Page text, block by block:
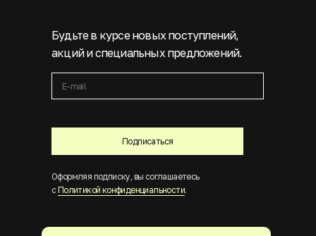
Подписаться
Будьте в курсе новых поступлений,
акций и специальных предложений.
Оформляя подписку, вы соглашаетесь
с Политикой конфиденциальности.